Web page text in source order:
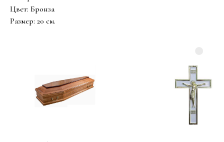
Цвет: Бронза
Размер: 20 см.